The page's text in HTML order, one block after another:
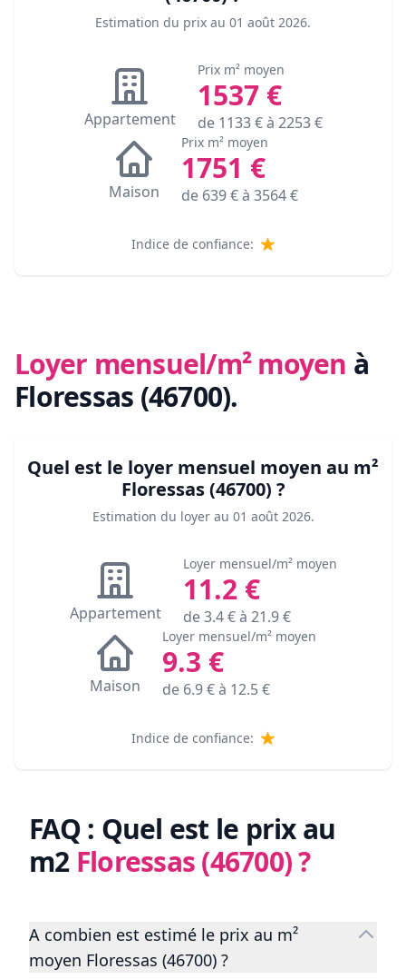
Estimation du prix au 01 août 2026.
Appartement
Prix m² moyen
1537€
de 1133€ à 2253€
Maison
Prix m² moyen
1751 €
de 639€ à 3564€
Indice de confiance:
Loyer mensuel/m² moyen à
Floressas (46700).
Quel est le loyer mensuel moyen au m²
Floressas (46700) ?
Estimation du loyer au 01 août 2026.
Appartement
Loyer mensuel/m² moyen
11.2€
de3.4€ à 21.9€
Maison
Loyer mensuel/m² moyen
9.3 €
de 6.9€ à 12.5€
Indice de confiance:
FAQ : Quel est le prix au
m2 Floressas (46700)?
A combien est estimé le prix au m²
moyen Floressas (46700) ?